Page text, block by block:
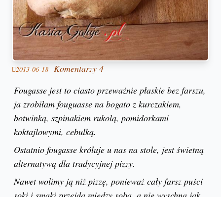
2013-06-18 Komentarzy 4
Fougasse jest to ciasto przeważnie płaskie bez farszu,
ja zrobiłam fouguasse na bogato z kurczakiem,
botwinką, szpinakiem rukolą, pomidorkami
koktajlowymi, cebulką.
Ostatnio fougasse króluje u nas na stole, jest świetną
alternatywą dla tradycyjnej pizzy.
Nawet wolimy ją niż pizzę, ponieważ cały farsz puści